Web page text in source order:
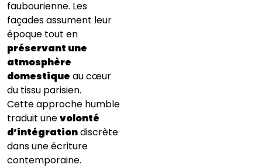
faubourienne. Les
façades assument leur
époque tout en
préservant une
atmosphère
domestique au cœur
du tissu parisien.
Cette approche humble
traduit unevolonté
d’intégrationdiscrète
dans une écriture
contemporaine.